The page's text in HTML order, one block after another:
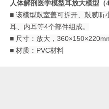
人体解剖医学模型耳放大模型（4
■ 该模型鼓室盖可拆开、鼓膜听
耳、内耳等4个部件组成。
■ 尺寸：放大，
■ 材质：PVC材料